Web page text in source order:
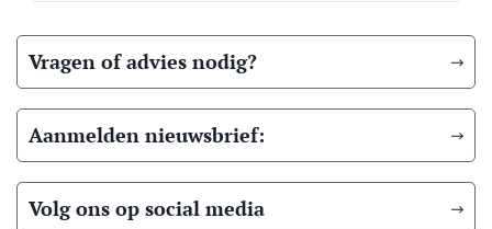
Vragen of advies nodig?
Aanmelden nieuwsbrief:
Volg ons op social media